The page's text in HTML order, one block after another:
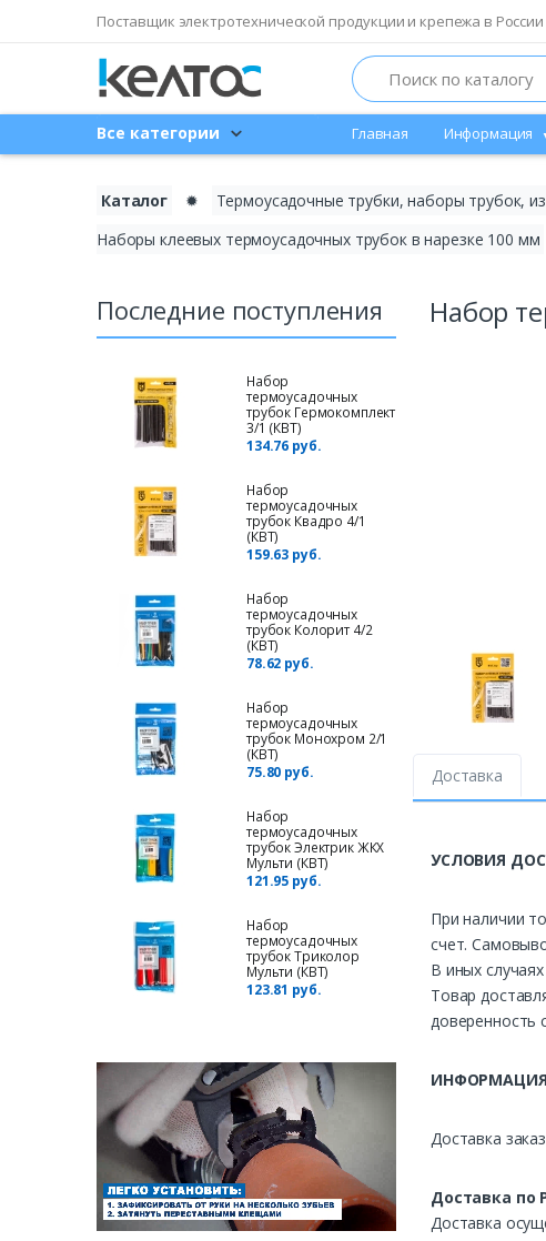
Поставщик электротехнической продукции и крепежа в России
Search
Все категории Главная Информация
Каталог ✹ Термоусадочные трубки, наборы трубок,
Наборы клеевых термоусадочных трубок в нарезке 100 мм
Последние поступления
Набор
термоусадочных
трубок Гермокомплект
3/1 (КВТ)
134.76 руб.
Набор
термоусадочных
трубок Квадро 4/1
(КВТ)
159.63 руб.
Набор
термоусадочных
трубок Колорит 4/2
(КВТ)
78.62 руб.
Набор
термоусадочных
трубок Монохром 2/1
(КВТ)
75.80 руб.
Набор
термоусадочных
трубок Электрик ЖКХ
Мульти (КВТ)
121.95 руб.
Набор
термоусадочных
трубок Триколор
Мульти (КВТ)
123.81 руб.
Набор
Доставка
УСЛОВИЯ
При наличии
счет.
В иных
Товар
доверенность
Доставка
Доставка по
Доставка